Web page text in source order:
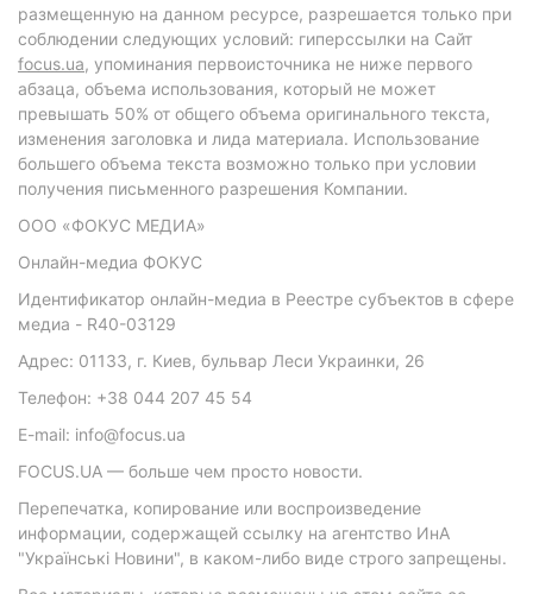
размещенную на данном ресурсе, разрешается только при
соблюдении следующих условий: гиперссылки на Сайт
focus.ua, упоминания первоисточника не ниже первого
абзаца, объема использования, который не может
превышать 50% от общего объема оригинального текста,
изменения заголовка и лида материала. Использование
большего объема текста возможно только при условии
получения письменного разрешения Компании.
ООО «ФОКУС МЕДИА»
Онлайн-медиа ФОКУС
Идентификатор онлайн-медиа в Реестре субъектов в сфере
медиа - R40-03129
Адрес: 01133, г. Киев, бульвар Леси Украинки, 26
Телефон: +38 044 207 45 54
E-mail: info@focus.ua
FOCUS.UA — больше чем просто новости.
Перепечатка, копирование или воспроизведение
информации, содержащей ссылку на агентство ИнА
"Українські Новини", в каком-либо виде строго запрещены.